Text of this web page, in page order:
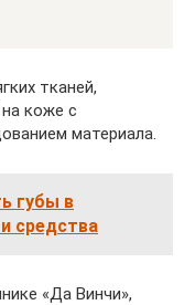
тканей,
коже с
материала.
губы в
средства
«Да Винчи»,